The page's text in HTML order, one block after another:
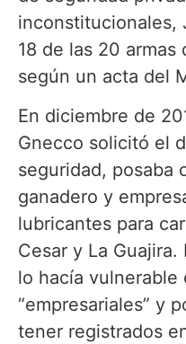
inconstitucionales,
18 de las 20 armas
según un acta del
En diciembre de
Gnecco solicitó el
seguridad, posaba
ganadero y
lubricantes para
Cesar y La
lo hacía vulnerable
“empresariales” y
tener registrados